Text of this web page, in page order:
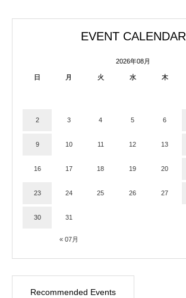
EVENT CALENDAR
2026年08月
日 月 火 水 木
« 07月
2 3 4 5 6
9 10 11 12 13
16 17 18 19 20
23 24 25 26 27
30 31
Recommended Events